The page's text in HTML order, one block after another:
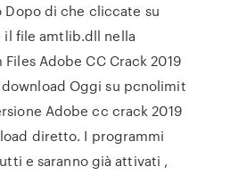
Dopo di che cliccate su
il file amtlib.dll nella
Adobe CC Crack 2019
download Oggi su pcnolimit
Adobe cc crack 2019
diretto. I programmi
e saranno già attivati ,